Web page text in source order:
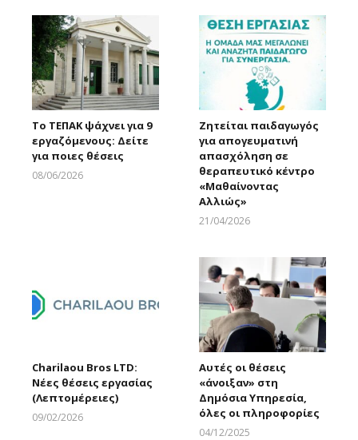
Το ΤΕΠΑΚ ψάχνει για 9
εργαζόμενους: Δείτε
για ποιες θέσεις
08/06/2026
Ζητείται παιδαγωγός
για απογευματινή
απασχόληση σε
θεραπευτικό κέντρο
«Μαθαίνοντας
Αλλιώς»
21/04/2026
Charilaou Bros LTD:
Νέες θέσεις εργασίας
(Λεπτομέρειες)
09/02/2026
Αυτές οι θέσεις
«άνοιξαν» στη
Δημόσια Υπηρεσία,
όλες οι πληροφορίες
04/12/2025